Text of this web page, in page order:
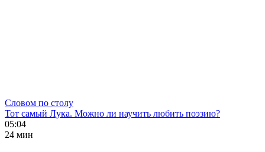
Словом по столу
Тот самый Лука. Можно ли научить любить поэзию?
05:04
24 мин